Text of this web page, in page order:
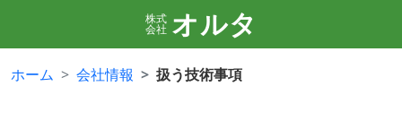
株式
会社 オルタ
ホーム 会社情報 扱う技術事項